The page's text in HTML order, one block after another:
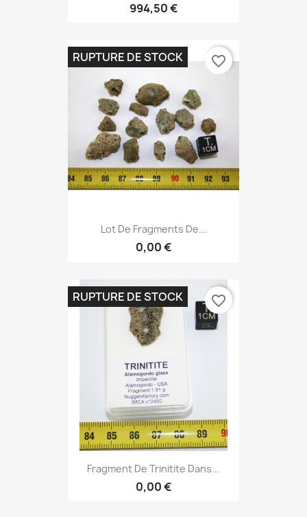
994,50 €
Lot De Fragments De...
0,00 €
RUPTURE DE STOCK favorite_border
Fragment De Trinitite Dans...
0,00 €
RUPTURE DE STOCK favorite_border